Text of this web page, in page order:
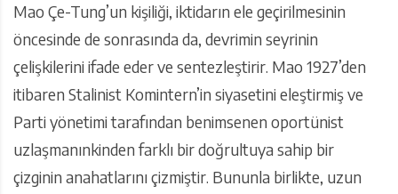
Mao Çe-Tung’un kişiliği, iktidarın ele geçirilmesinin
öncesinde de sonrasında da, devrimin seyrinin
çelişkilerini ifade eder ve sentezleştirir. Mao 1927’den
itibaren Stalinist Komintern’in siyasetini eleştirmiş ve
Parti yönetimi tarafından benimsenen oportünist
uzlaşmanınkinden farklı bir doğrultuya sahip bir
çizginin anahatlarını çizmiştir. Bununla birlikte, uzun